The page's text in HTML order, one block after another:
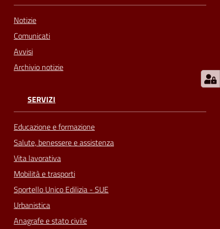
Notizie
Comunicati
Avvisi
Archivio notizie
SERVIZI
Educazione e formazione
Salute, benessere e assistenza
Vita lavorativa
Mobilità e trasporti
Sportello Unico Edilizia - SUE
Urbanistica
Anagrafe e stato civile